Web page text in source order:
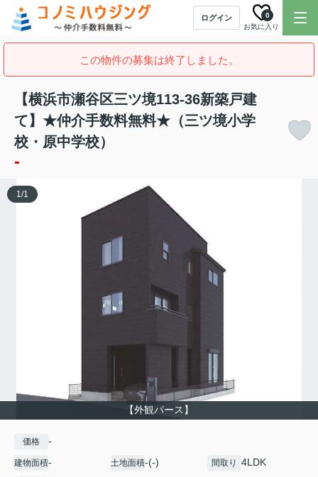
ログイン
お気に入り
0
この物件の募集は終了しました。
【横浜市瀬谷区三ツ境113-36新築戸建
て】★仲介手数料無料★（三ツ境小学
校・原中学校）
-
【外観パース】
1/1
価格 -
建物面積- 土地面積-(-) 間取り 4LDK